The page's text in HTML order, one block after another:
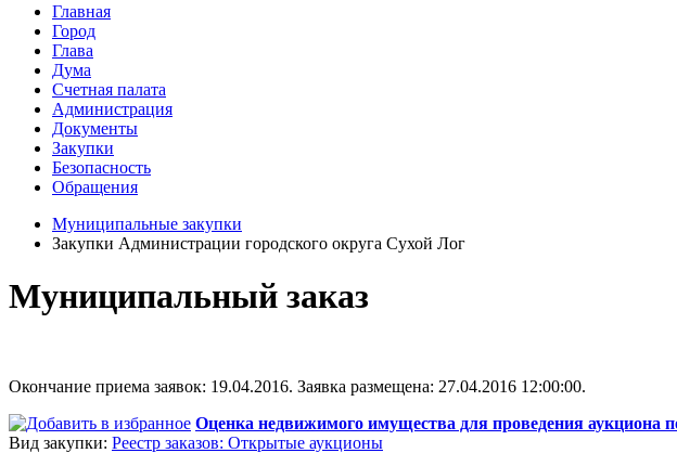
Главная
Город
Глава
Дума
Счетная палата
Администрация
Документы
Закупки
Безопасность
Обращения
Муниципальные закупки
Закупки Администрации городского округа Сухой Лог
Муниципальный заказ
Окончание приема заявок: 19.04.2016. Заявка размещена: 27.04.2016 12:00:00.
Оценка недвижимого имущества для проведения аукциона
Вид закупки: Реестр заказов: Открытые аукционы